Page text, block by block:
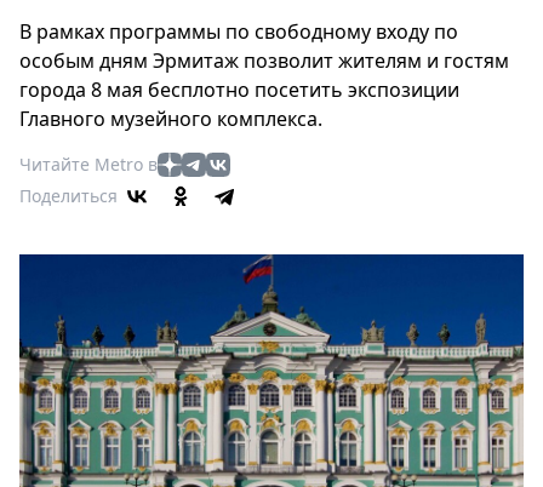
Туризм
Мода
Театр
Кино
Афиша
Книги
Выставки
релизы
О
Metro
Стримы
Спецпроекты
Звезды
В рамках программы по свободному входу по
особым дням Эрмитаж позволит жителям и гостям
города 8 мая бесплотно посетить экспозиции
Главного музейного комплекса.
Читайте Metro в
Поделиться